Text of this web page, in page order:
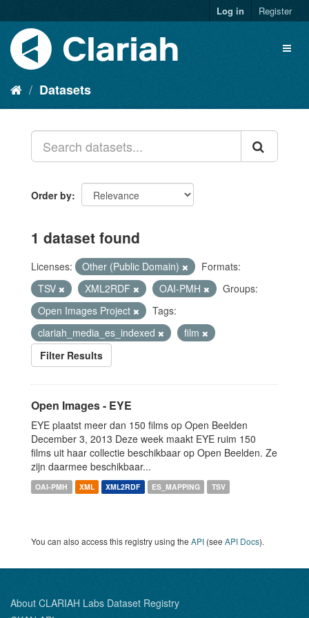
Log in Register
Datasets
Order by
1 dataset found
Licenses: Other (Public Domain)
Formats:
TSV
XML2RDF OAI-PMH
Groups:
Open Images Project
Tags:
clariah_media_es_indexed
film
Filter Results
Open Images - EYE
EYE plaatst meer dan 150 films op Open Beelden
December 3, 2013 Deze week maakt EYE ruim 150
films uit haar collectie beschikbaar op Open Beelden. Ze
zijn daarmee beschikbaar...
OAI-PMH XML XML2RDF ES_MAPPING TSV
You can also access this registry using the API (see API Docs).
About CLARIAH Labs Dataset Registry